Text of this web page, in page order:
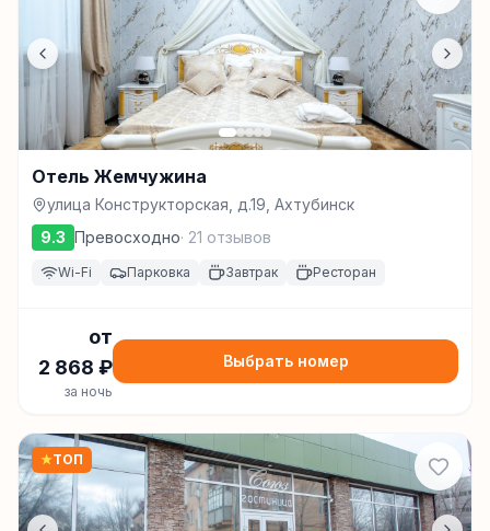
Отель Жемчужина
улица Конструкторская, д.19, Ахтубинск
9.3 Превосходно· 21 отзывов
Wi-Fi Парковка Завтрак Ресторан
от
2 868 ₽
за ночь
Выбрать номер
★ТОП